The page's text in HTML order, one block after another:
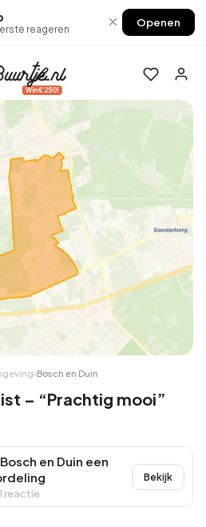
reageren × Openen
Win €250!
›Bosch en Duin
– “Prachtig mooi”
en Duin een
reactie
Bekijk